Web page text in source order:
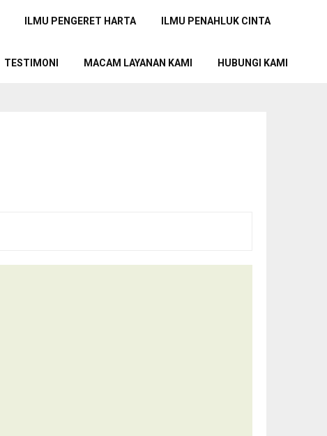
ILMU PENGERET HARTA ILMU PENAHLUK CINTA
TESTIMONI MACAM LAYANAN KAMI HUBUNGI KAMI